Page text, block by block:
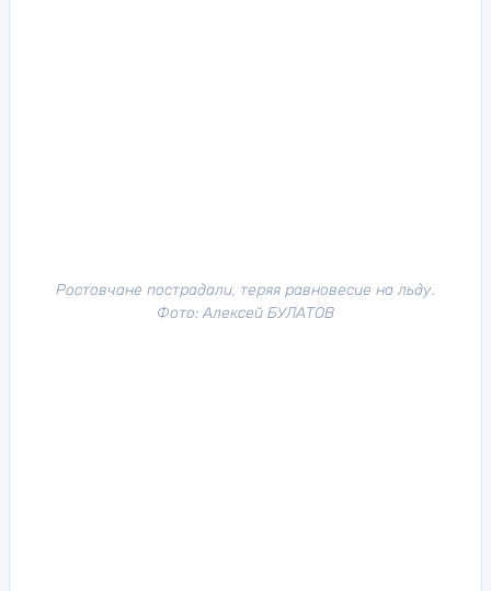
Ростовчане пострадали, теряя равновесие на льду.
Фото: Алексей БУЛАТОВ